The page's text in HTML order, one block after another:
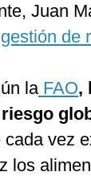
Juan
gestión de
laFAO,
vez
los